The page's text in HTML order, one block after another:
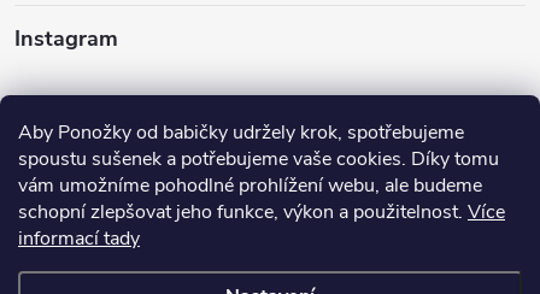
Aby Ponožky od babičky udržely krok, spotřebujeme
spoustu sušenek a potřebujeme vaše cookies. Díky tomu
vám umožníme pohodlné prohlížení webu, ale budeme
schopní zlepšovat jeho funkce, výkon a použitelnost. Více
informací tady
Instagram
Nabízíme vám